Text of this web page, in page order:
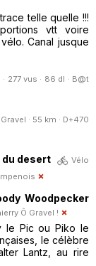
telle quelle !!!
vtt voire
Canal jusque
277 vus · 86 dl · B@t
· 55 km · D+470
du desert
Vélo
Woodpecker
Ô Gravel !
le Pic ou Piko le
le célèbre
Lantz, au rire